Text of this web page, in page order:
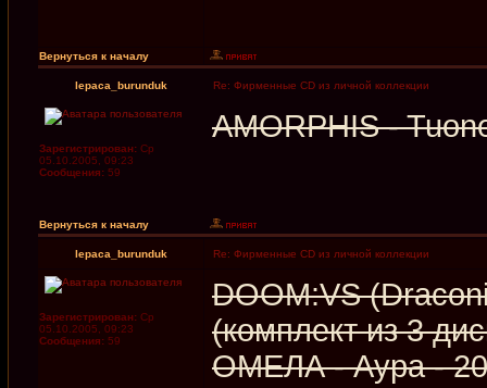
Вернуться к началу
lepaca_burunduk Re: Фирменные CD из личной коллекции
Зарегистрирован: Ср
05.10.2005, 09:23
Сообщения: 59
AMORPHIS -
Вернуться к началу
lepaca_burunduk Re: Фирменные CD из личной коллекции
Зарегистрирован: Ср
05.10.2005, 09:23
Сообщения: 59
DOOM:VS
(комплект из 3
ОМЕЛА - Аура -